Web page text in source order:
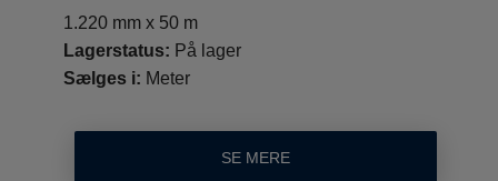
1.220 mm x 50 m
Lagerstatus: På lager
Sælges i: Meter
SE MERE